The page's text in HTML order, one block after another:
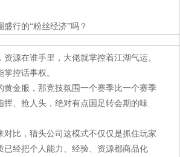
行的“粉丝经济”吗？
源在谁手里，大佬就掌控着江湖气运。
控话事权。
黄金服，那竞技氛围一个赛季比一个赛季
挥、抢人头，绝对有点国足转会期的味
对比，猎头公司这模式不仅仅是抓住玩家
已经把个人能力、经验、资源都商品化